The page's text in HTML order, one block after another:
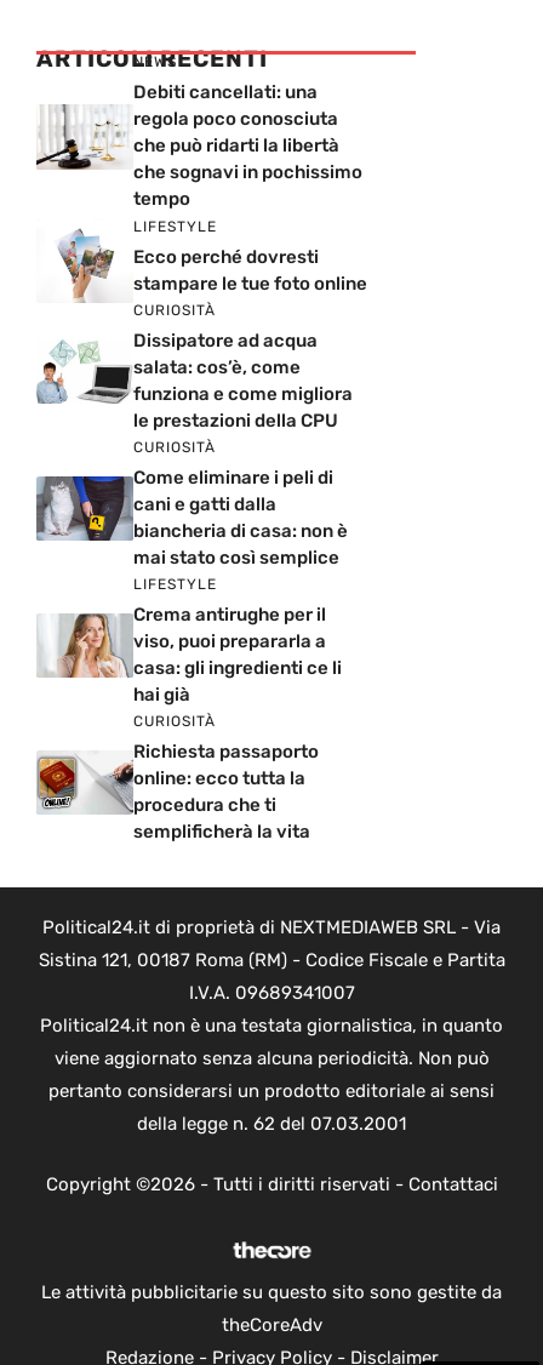
ARTICOLI RECENTI
NEWS
Debiti cancellati: una
regola poco conosciuta
che può ridarti la libertà
che sognavi in pochissimo
tempo
LIFESTYLE
Ecco perché dovresti
stampare le tue foto online
CURIOSITÀ
Dissipatore ad acqua
salata: cos’è, come
funziona e come migliora
le prestazioni della CPU
CURIOSITÀ
Come eliminare i peli di
cani e gatti dalla
biancheria di casa: non è
mai stato così semplice
LIFESTYLE
Crema antirughe per il
viso, puoi prepararla a
casa: gli ingredienti ce li
hai già
CURIOSITÀ
Richiesta passaporto
online: ecco tutta la
procedura che ti
semplificherà la vita
Political24.it di proprietà di NEXTMEDIAWEB SRL - Via
Sistina 121, 00187 Roma (RM) - Codice Fiscale e Partita
I.V.A. 09689341007
Political24.it non è una testata giornalistica, in quanto
viene aggiornato senza alcuna periodicità. Non può
pertanto considerarsi un prodotto editoriale ai sensi
della legge n. 62 del 07.03.2001
Copyright ©2026 - Tutti i diritti riservati - Contattaci
Le attività pubblicitarie su questo sito sono gestite da
theCoreAdv
Redazione- Privacy Policy- Disclaimer